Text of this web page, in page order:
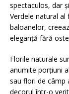
spectaculos, dar
Verdele natural
baloanelor,
eleganță fără
Florile naturale
anumite porțiuni
sau flori de câmp
decorul într-o